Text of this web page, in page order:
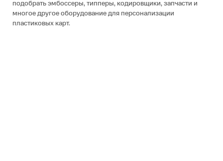
подобрать эмбоссеры, типперы, кодировщики, запчасти и
многое другое оборудование для персонализации
пластиковых карт.